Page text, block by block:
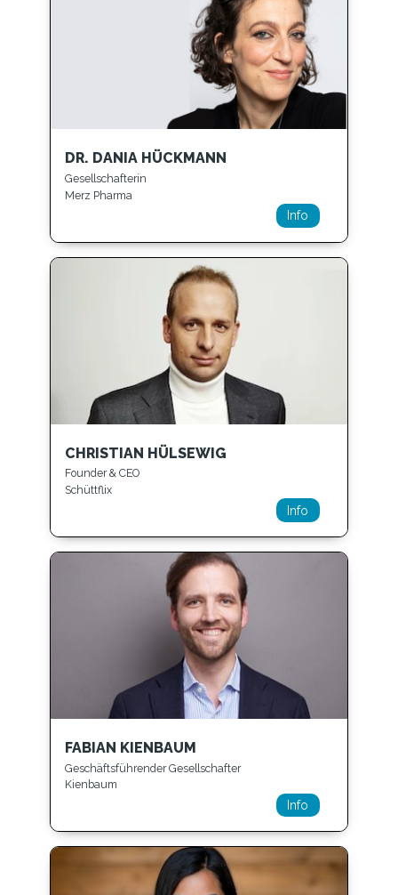
DR. DANIA HÜCKMANN
Gesellschafterin
Merz Pharma
Info
CHRISTIAN HÜLSEWIG
Founder & CEO
Schüttflix
Info
FABIAN KIENBAUM
Geschäftsführender Gesellschafter
Kienbaum
Info